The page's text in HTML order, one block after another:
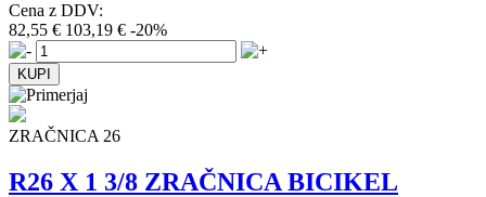
Cena z DDV:
82,55 € 103,19 € -20%
ZRAČNICA 26
R26 X 1 3/8 ZRAČNICA BICIKEL